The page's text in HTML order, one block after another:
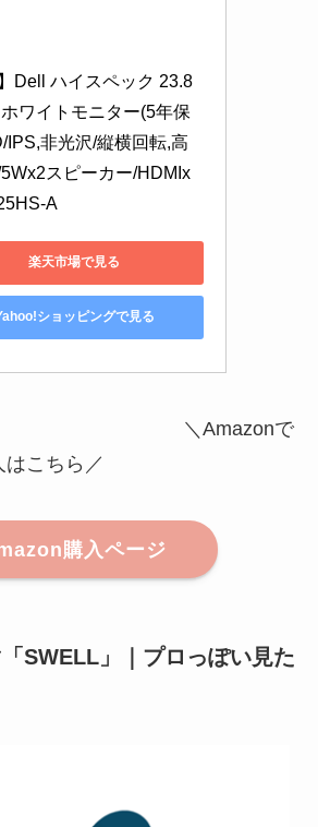
】Dell ハイスペック 23.8
ワイトモニター(5年保
IPS,非光沢/縦横回転,高
スピーカー/HDMIx
A
楽天市場で見る
ショッピングで見る
で
こちら／
購入ページ
SWELL」｜プロっぽい見た